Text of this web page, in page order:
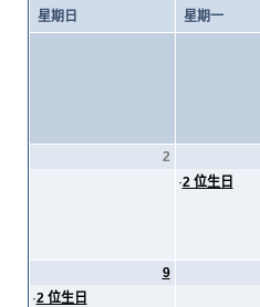
星期日 星期一
2
·2 位生日
9
·2 位生日